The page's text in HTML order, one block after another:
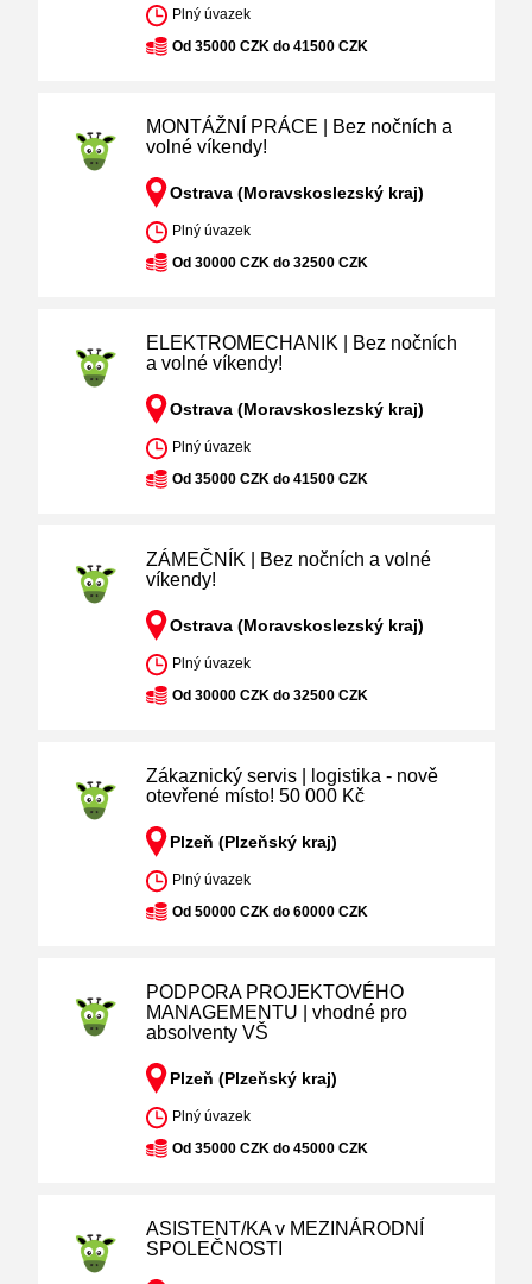
Plný úvazek
Od 35000 CZK do 41500 CZK
MONTÁŽNÍ PRÁCE | Bez nočních a
volné víkendy!
Ostrava (Moravskoslezský kraj)
Plný úvazek
Od 30000 CZK do 32500 CZK
ELEKTROMECHANIK | Bez nočních
a volné víkendy!
Ostrava (Moravskoslezský kraj)
Plný úvazek
Od 35000 CZK do 41500 CZK
ZÁMEČNÍK | Bez nočních a volné
víkendy!
Ostrava (Moravskoslezský kraj)
Plný úvazek
Od 30000 CZK do 32500 CZK
Zákaznický servis | logistika - nově
otevřené místo! 50 000 Kč
Plzeň (Plzeňský kraj)
Plný úvazek
Od 50000 CZK do 60000 CZK
PODPORA PROJEKTOVÉHO
MANAGEMENTU | vhodné pro
absolventy VŠ
Plzeň (Plzeňský kraj)
Plný úvazek
Od 35000 CZK do 45000 CZK
ASISTENT/KA v MEZINÁRODNÍ
SPOLEČNOSTI